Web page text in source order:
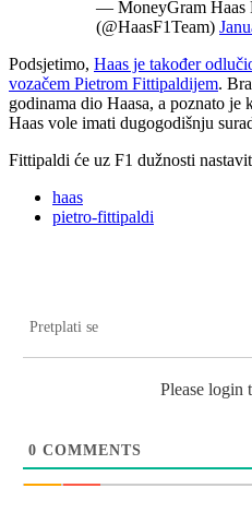
— MoneyGram Haas
(@HaasF1Team)
Podsjetimo, Haas je također
vozačem Pietrom Fittipaldijem.
godinama dio Haasa, a poznato je
Haas vole imati dugogodišnju
Fittipaldi će uz F1 dužnosti
haas
pietro-fittipaldi
Pretplati se
Please login
0 COMMENTS